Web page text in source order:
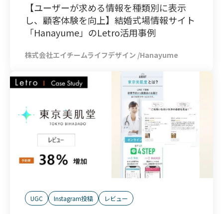
【ユーザーが求める情報を種類別に表示
し、顧客体験を向上】結婚式場情報サイト
「Hanayume」のLetro活用事例
株式会社エイチームライフデザイン /Hanayume
UGC Instagram投稿 レビュー